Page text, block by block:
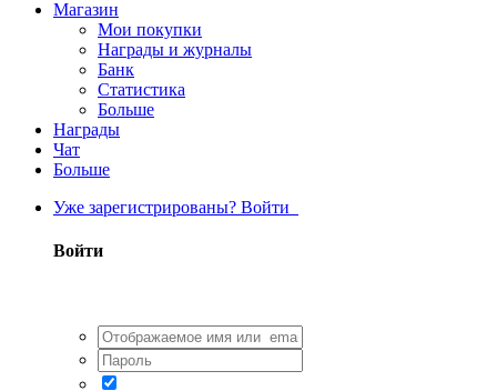
Магазин
Мои покупки
Награды и журналы
Банк
Статистика
Больше
Награды
Чат
Больше
Уже зарегистрированы? Войти
Войти